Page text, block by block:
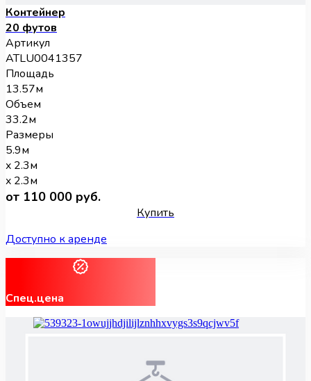
Контейнер
20 футов
Артикул
ATLU0041357
Площадь
13.57м
Объем
33.2м
Размеры
5.9м
x 2.3м
x 2.3м
от 110 000 руб.
Купить
Доступно к аренде
Спец.цена